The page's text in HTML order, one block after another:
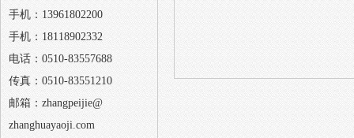
手机：13961802200
手机：18118902332
电话：0510-83557688
传真：0510-83551210
邮箱：zhangpeijie@
zhanghuayaoji.com